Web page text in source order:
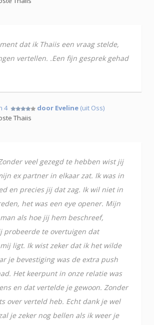
dat ik Thaiis een vraag stelde,
vertellen. .Een fijn gesprek gehad
4 door Eveline (uit Oss)
Thaiis
veel gezegd te hebben wist jij
ex partner in elkaar zat. Ik was in
en precies jij dat zag. Ik wil niet in
het was een eye opener. Mijn
als hoe jij hem beschreef,
probeerde te overtuigen dat
ligt. Ik wist zeker dat ik het wilde
je bevestiging was de extra push
Het keerpunt in onze relatie was
en dat vertelde je gewoon. Zonder
over verteld heb. Echt dank je wel
je zeker nog bellen als ik weer je